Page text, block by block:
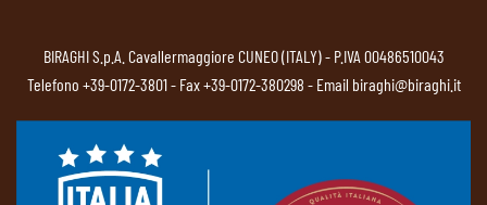
BIRAGHI S.p.A. Cavallermaggiore CUNEO (ITALY) - P.IVA 00486510043
Telefono +39-0172-3801- Fax +39-0172-380298 - Email biraghi@biraghi.it